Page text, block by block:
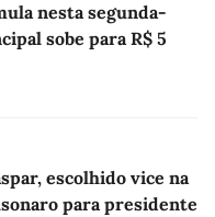
nesta segunda-
sobe para R$ 5
escolhido vice na
para presidente